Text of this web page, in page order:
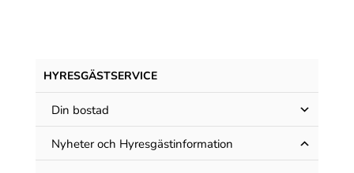
HYRESGÄST­SERVICE
Din bostad
Nyheter och Hyres­gäst­information